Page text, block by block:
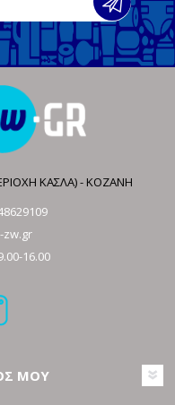
ΚΑΣΛΑ) - ΚΟΖΑΝΗ
zw.gr
16.00
ΜΟΥ